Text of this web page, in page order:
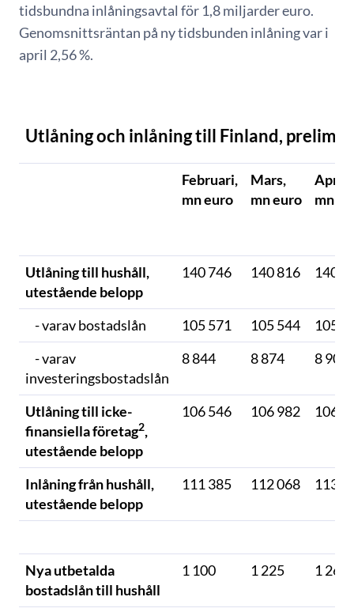
tidsbundna inlåningsavtal för 1,8 miljarder euro.
Genomsnittsräntan på ny tidsbunden inlåning var i
april 2,56 %.
Utlåning och inlåning till Finland,
Februari,
mn euro
Mars,
mn euro
April,
mn
Utlåning till hushåll,
utestående belopp
140 746 140 816 140
- varav bostadslån 105 571 105 544
105
- varav
investeringsbostadslån
8 844 8 874 8 902
Utlåning till icke-
finansiella företag2,
utestående belopp
106 546 106 982 106
Inlåning från hushåll,
utestående belopp
111 385 112 068 113
Nya utbetalda
bostadslån till hushåll
1 100 1 225 1 260